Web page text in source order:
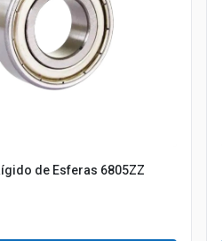
de Esferas 6805ZZ